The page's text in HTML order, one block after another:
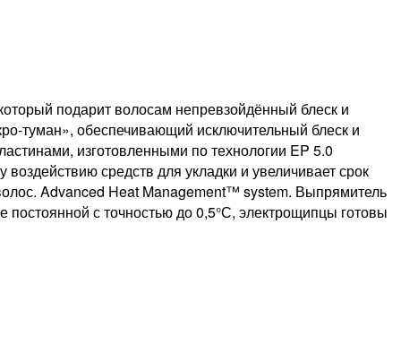
подарит волосам непревзойдённый блеск и
туман», обеспечивающий исключительный блеск и
изготовленными по технологии EP 5.0
средств для укладки и увеличивает срок
Advanced Heat Management™ system. Выпрямитель
с точностью до 0,5°С, электрощипцы готовы